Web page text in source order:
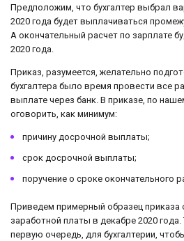
Предположим, что бухгалтер выбрал
2020 года будет выплачиваться
А окончательный расчет по зарплате
2020 года.
Приказ, разумеется, желательно
бухгалтера было время провести все
выплате через банк. В приказе, по
оговорить, как минимум:
причину досрочной выплаты;
срок досрочной выплаты;
поручение о сроке окончательного
Приведем примерный образец приказа
заработной платы в декабре 2020
первую очередь, для бухгалтерии,